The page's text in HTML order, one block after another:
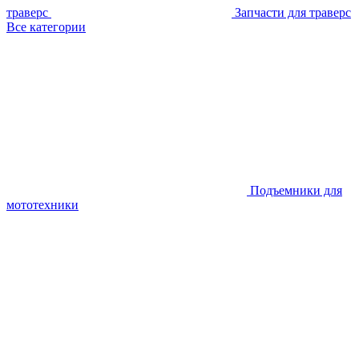
траверс
Запчасти для траверс
Все категории
Подъемники для
мототехники